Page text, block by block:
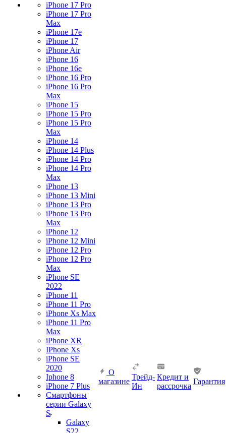
iPhone 17 Pro
iPhone 17 Pro
Max
iPhone 17e
iPhone 17
iPhone Air
iPhone 16
iPhone 16e
iPhone 16 Pro
iPhone 16 Pro
Max
iPhone 15
iPhone 15 Pro
iPhone 15 Pro
Max
iPhone 14
iPhone 14 Plus
iPhone 14 Pro
iPhone 14 Pro
Max
iPhone 13
iPhone 13 Mini
iPhone 13 Pro
iPhone 13 Pro
Max
iPhone 12
iPhone 12 Mini
iPhone 12 Pro
iPhone 12 Pro
Max
iPhone SE
2022
iPhone 11
iPhone 11 Pro
iPhone Xs Max
iPhone 11 Pro
Max
iPhone XR
IPhone Xs
iPhone SE
2020
Iphone 8
iPhone 7 Plus
Смартфоны
серии Galaxy
S
Galaxy
S22
О
магазине
Трейд-
Ин
Кредит и
рассрочка
Гарантия